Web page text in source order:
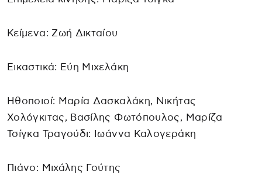
Κείμενα: Ζωή Δικταίου
Εικαστικά: Εύη Μιχελάκη
Ηθοποιοί: Μαρία Δασκαλάκη, Νικήτας
Χολόγκιτας, Βασίλης Φωτόπουλος, Μαρίζα
Τσίγκα Τραγούδι: Ιωάννα Καλογεράκη
Πιάνο: Μιχάλης Γούτης